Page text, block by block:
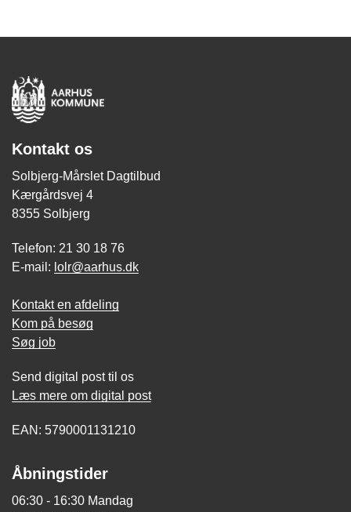
Kontakt os
Solbjerg-Mårslet Dagtilbud
Kærgårdsvej 4
8355 Solbjerg
Telefon: 21 30 18 76
E-mail: lolr@aarhus.dk
Kontakt en afdeling
Kom på besøg
Søg job
Send digital post til os
Læs mere om digital post
EAN: 5790001131210
Åbningstider
06:30 - 16:30 Mandag